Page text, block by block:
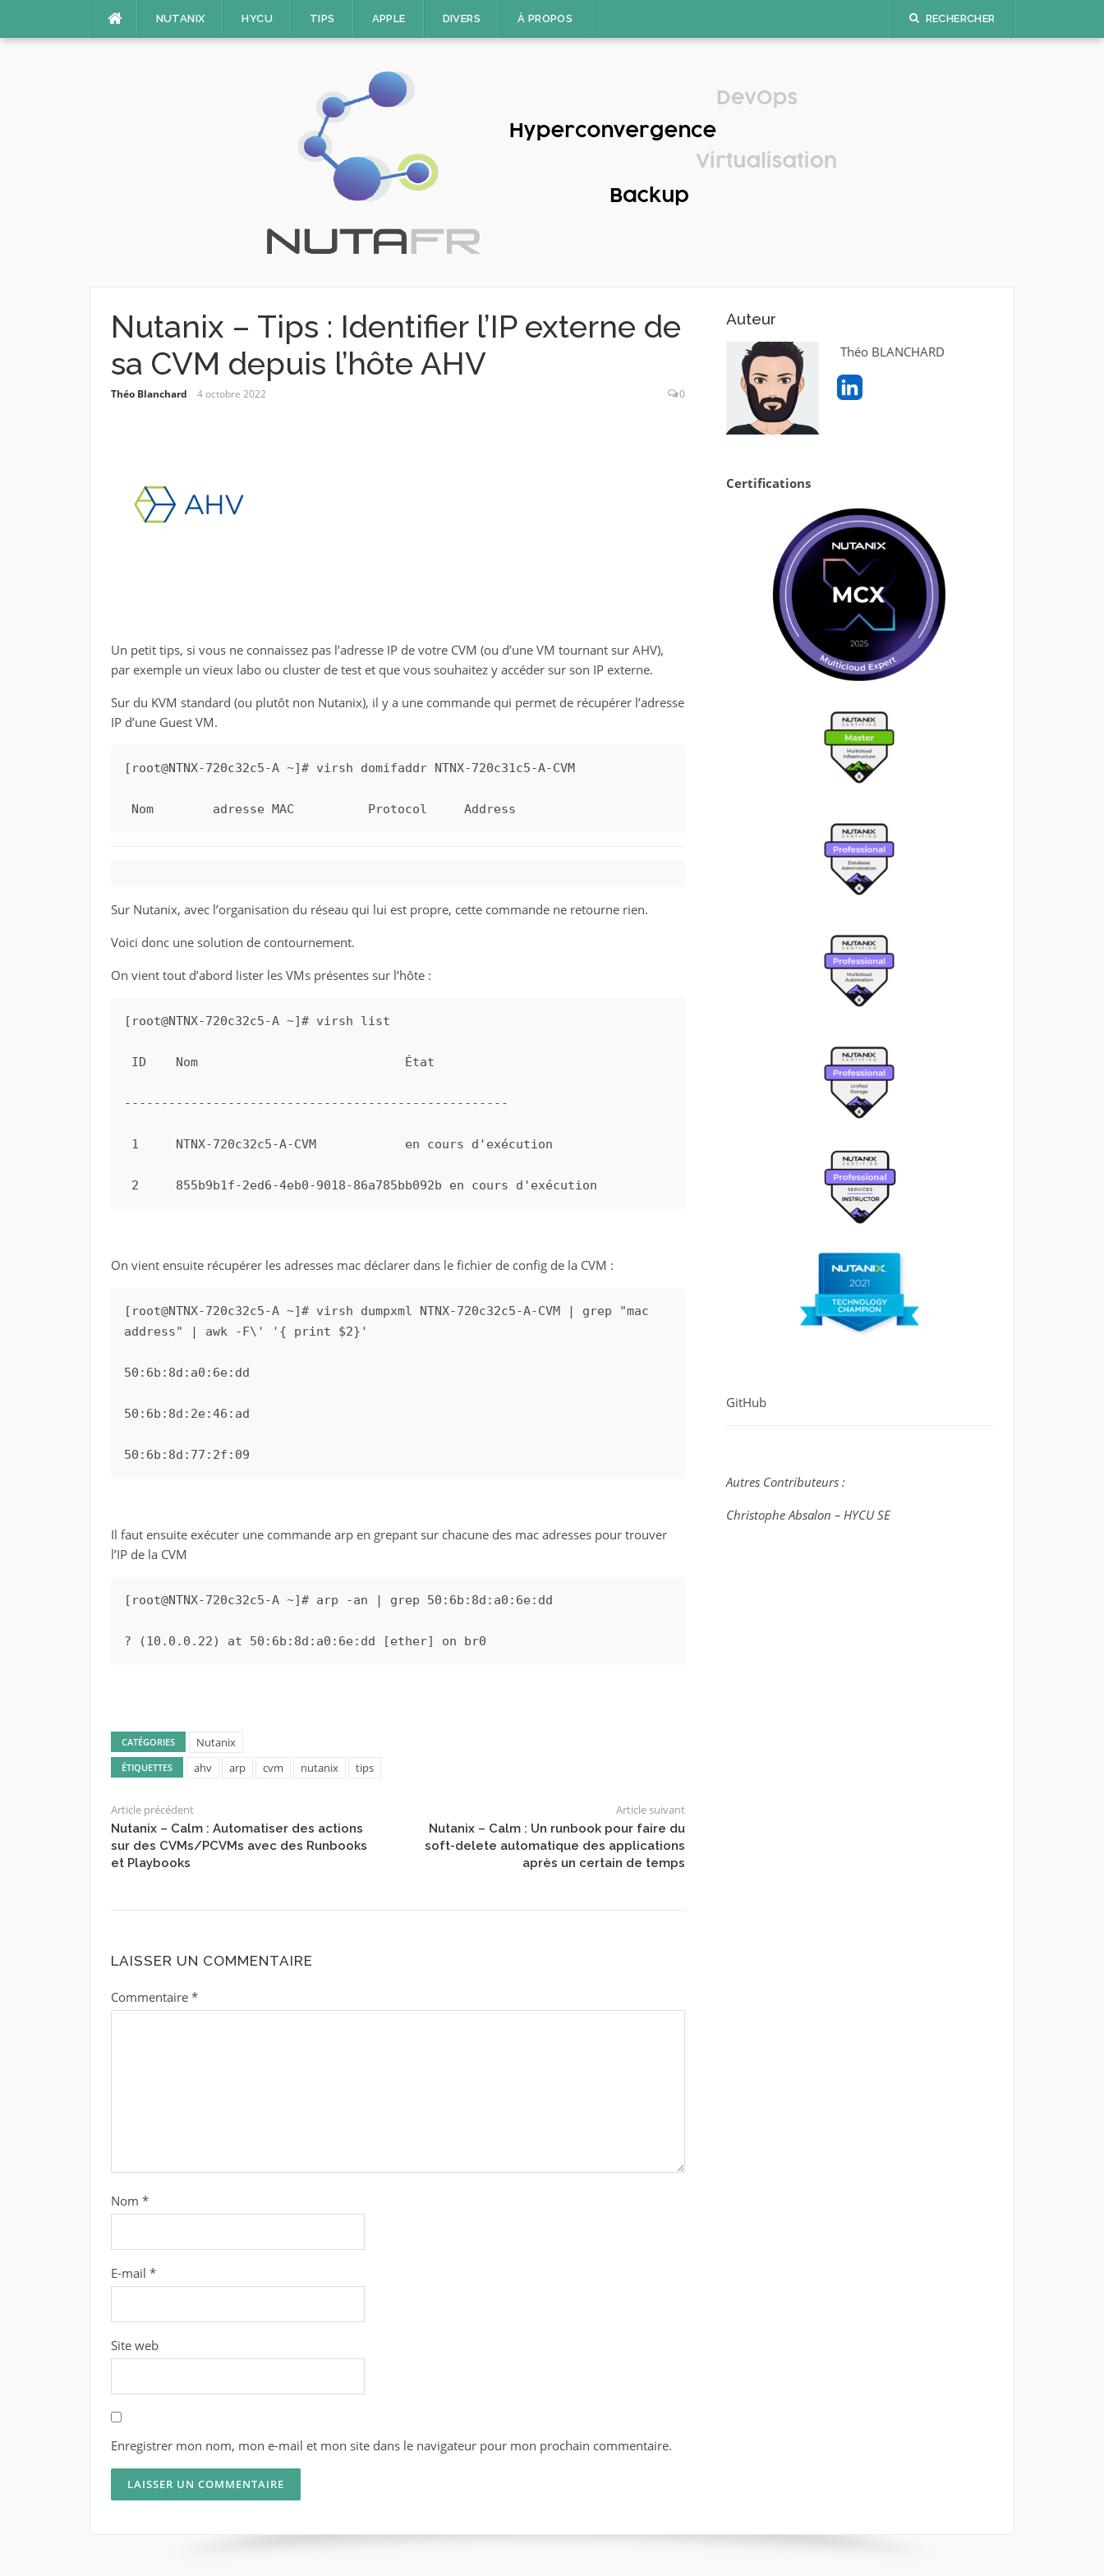
NUTANIX HYCU TIPS APPLE DIVERS À PROPOS RECHERCHER
Nutanix – Tips : Identifier l’IP externe de
sa CVM depuis l’hôte AHV
Théo Blanchard 4 octobre 2022 0
Un petit tips, si vous ne connaissez pas l’adresse IP de votre CVM (ou d’une VM tournant sur AHV),
par exemple un vieux labo ou cluster de test et que vous souhaitez y accéder sur son IP externe.
Sur du KVM standard (ou plutôt non Nutanix), il y a une commande qui permet de récupérer l’adresse
IP d’une Guest VM.
[root@NTNX-720c32c5-A ~]# virsh domifaddr NTNX-720c31c5-A-CVM
Nom        adresse MAC          Protocol     Address
Sur Nutanix, avec l’organisation du réseau qui lui est propre, cette commande ne retourne rien.
Voici donc une solution de contournement.
On vient tout d’abord lister les VMs présentes sur l’hôte :
[root@NTNX-720c32c5-A ~]# virsh list
ID    Nom                            État
----------------------------------------------------
1     NTNX-720c32c5-A-CVM            en cours d'exécution
2     855b9b1f-2ed6-4eb0-9018-86a785bb092b en cours d'exécution
On vient ensuite récupérer les adresses mac déclarer dans le fichier de config de la CVM :
[root@NTNX-720c32c5-A ~]# virsh dumpxml NTNX-720c32c5-A-CVM | grep "mac
address" | awk -F\' '{ print $2}'
50:6b:8d:a0:6e:dd
50:6b:8d:2e:46:ad
50:6b:8d:77:2f:09
Il faut ensuite exécuter une commande arp en grepant sur chacune des mac adresses pour trouver
l’IP de la CVM
[root@NTNX-720c32c5-A ~]# arp -an | grep 50:6b:8d:a0:6e:dd
? (10.0.0.22) at 50:6b:8d:a0:6e:dd [ether] on br0
CATÉGORIES Nutanix
ÉTIQUETTES ahv arp cvm nutanix tips
Article précédent
Nutanix – Calm : Automatiser des actions
sur des CVMs/PCVMs avec des Runbooks
et Playbooks
Article suivant
Nutanix – Calm : Un runbook pour faire du
soft-delete automatique des applications
après un certain de temps
LAISSER UN COMMENTAIRE
Commentaire *
Nom *
E-mail *
Site web
Enregistrer mon nom, mon e-mail et mon site dans le navigateur pour mon prochain commentaire.
Auteur
Théo BLANCHARD
Certifications
GitHub
Autres Contributeurs :
Christophe Absalon – HYCU SE